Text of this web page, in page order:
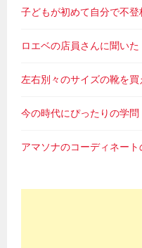
子どもが初めて自分で不
ロエベの店員さんに聞い
左右別々のサイズの靴を
今の時代にぴったりの学問
アマソナのコーディネー